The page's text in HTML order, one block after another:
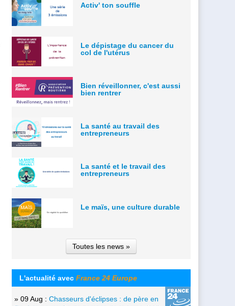
Activ' ton souffle
Le dépistage du cancer du
col de l'utérus
Bien réveillonner, c'est aussi
bien rentrer
La santé au travail des
entrepreneurs
La santé et le travail des
entrepreneurs
Le maïs, une culture durable
Toutes les news »
L'actualité avec France 24 Europe
» 09 Aug : Chasseurs d'éclipses : de père en